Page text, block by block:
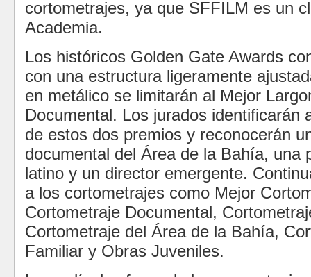
cortometrajes, ya que SFFILM es un
Academia.
Los históricos Golden Gate Awards
con una estructura ligeramente
en metálico se limitarán al Mejor
Documental. Los jurados identificarán
de estos dos premios y reconocerán
documental del Área de la Bahía, una
latino y un director emergente.
a los cortometrajes como Mejor
Cortometraje Documental,
Cortometraje del Área de la Bahía,
Familiar y Obras Juveniles.